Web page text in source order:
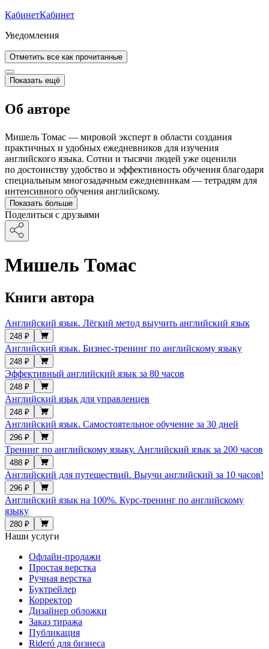
КабинетКабинет
Уведомления
Отметить все как прочитанные
Показать ещё
Об авторе
Мишель Томас — мировой эксперт в области создания
практичных и удобных ежедневников для изучения
английского языка. Сотни и тысячи людей уже оценили
по достоинству удобство и эффективность обучения благодаря
специальным многозадачным ежедневникам — тетрадям для
интенсивного обучения английскому.
Показать больше
Поделиться с друзьями
Мишель Томас
Книги автора
Английский язык. Лёгкий метод выучить английский язык
248 ₽
Английский язык. Бизнес-тренинг по английскому языку
248 ₽
Эффективный английский язык за 80 часов
248 ₽
Английский язык для управленцев
248 ₽
Английский язык. Самостоятельное обучение за 30 дней
296 ₽
Тренинг по английскому языку. Английский язык за 200 часов
488 ₽
Английский для путешествий. Выучи английский за 10 часов!
296 ₽
Английский язык на 100%. Курс-тренинг по английскому
языку
280 ₽
Наши услуги
Офлайн-продажи
Простая верстка
Ручная верстка
Буктрейлер
Корректор
Дизайнер обложки
Заказ тиража
Публикация
Rideró для бизнеса